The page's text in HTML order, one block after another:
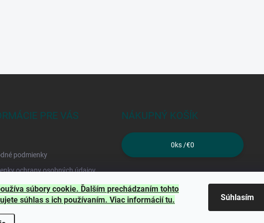
súbory cookie. Ďalším prechádzaním tohto
súhlas s ich používaním. Viac informáciítu. Súhlasím
PRE VÁS
podmienky
ochrany osobných údajov
NÁKUPNÝ KOŠÍK
0ks /€0